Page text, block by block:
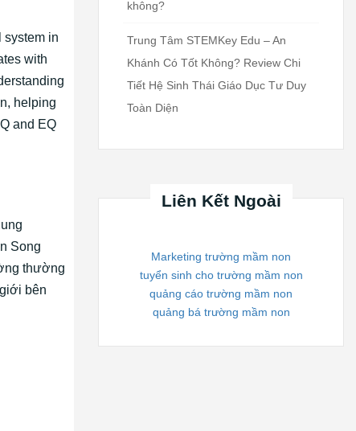
system in
with
helping
and EQ
Song
thường
bên
không?
Trung Tâm STEMKey Edu – An
Khánh Có Tốt Không? Review Chi
Tiết Hệ Sinh Thái Giáo Dục Tư Duy
Toàn Diện
Liên Kết Ngoài
Marketing trường mầm non
tuyển sinh cho trường mầm non
quảng cáo trường mầm non
quảng bá trường mầm non